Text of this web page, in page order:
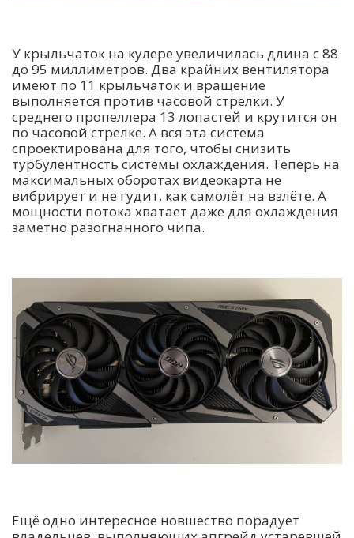
У крыльчаток на кулере увеличилась длина с 88
до 95 миллиметров. Два крайних вентилятора
имеют по 11 крыльчаток и вращение
выполняется против часовой стрелки. У
среднего пропеллера 13 лопастей и крутится он
по часовой стрелке. А вся эта система
спроектирована для того, чтобы снизить
турбулентность системы охлаждения. Теперь на
максимальных оборотах видеокарта не
вибрирует и не гудит, как самолёт на взлёте. А
мощности потока хватает даже для охлаждения
заметно разогнанного чипа.
Ещё одно интересное новшество порадует